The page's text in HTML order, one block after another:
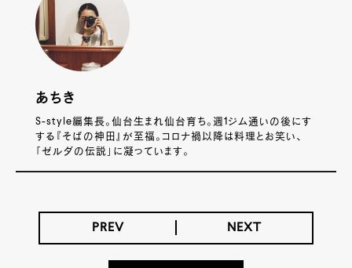
あちき
S-style編集長。仙台生まれ仙台育ち。週1ジム通いの後にす
する『そばの神田』が至福。コロナ禍以降は料理とお笑い、
「ゼルダの伝説」に凝っています。
PREV NEXT